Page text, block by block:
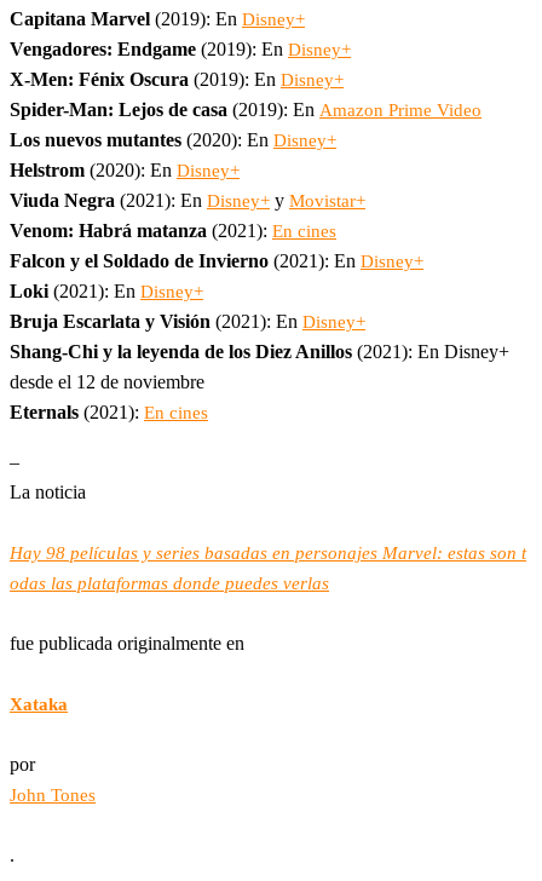
Capitana Marvel (2019): En Disney+
Vengadores: Endgame (2019): En Disney+
X-Men: Fénix Oscura (2019): En Disney+
Spider-Man: Lejos de casa (2019): En Amazon Prime Video
Los nuevos mutantes (2020): En Disney+
Helstrom (2020): En Disney+
Viuda Negra (2021): En Disney+ y Movistar+
Venom: Habrá matanza (2021): En cines
Falcon y el Soldado de Invierno (2021): En Disney+
Loki (2021): En Disney+
Bruja Escarlata y Visión (2021): En Disney+
Shang-Chi y la leyenda de los Diez Anillos (2021): En Disney+
desde el 12 de noviembre
Eternals (2021): En cines
–
La noticia
Hay 98 películas y series basadas en personajes Marvel: estas son t
odas las plataformas donde puedes verlas
fue publicada originalmente en
Xataka
por
John Tones
.